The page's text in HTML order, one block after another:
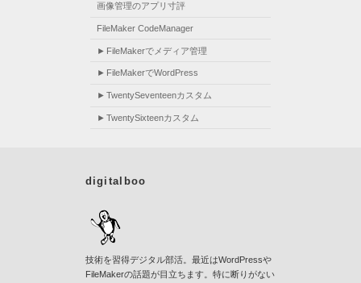
画像管理のアプリ寸評
FileMaker CodeManager
FileMakerでメディア管理
FileMakerでWordPress
TwentySeventeenカスタム
TwentySixteenカスタム
digitalboo
技術を習得デジタル部活。最近はWordPressや
FileMakerの話題が目立ちます。特に断りがない